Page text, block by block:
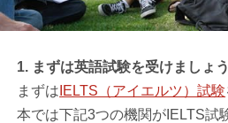
1. まずは英語試験を受けましょう
まずは IELTS（アイエルツ）試験
本では下記3つの機関がIELTS試